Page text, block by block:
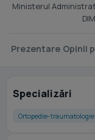
Ministerul
Prezentare Opinii
Specializări
Ortopedie-traumatologie